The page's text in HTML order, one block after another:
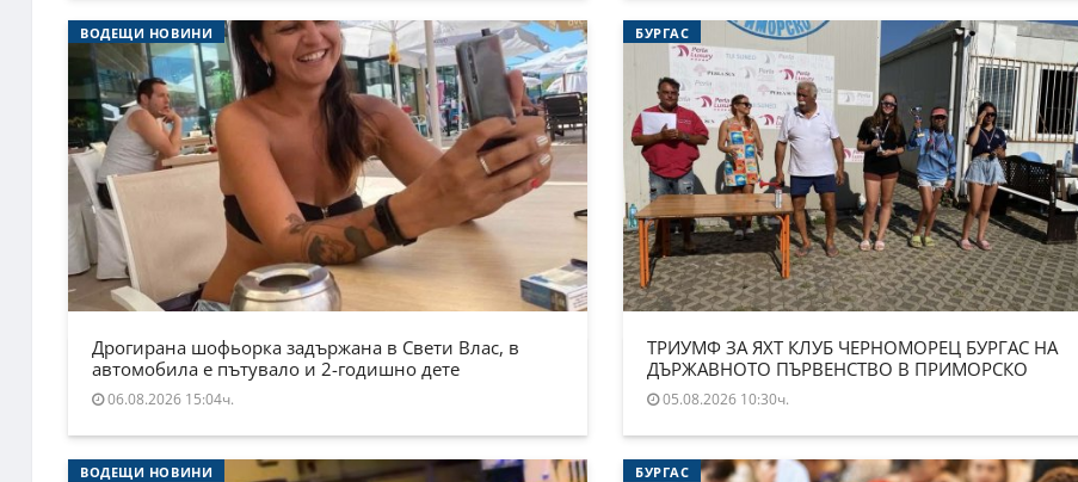
ВОДЕЩИ НОВИНИ
Дрогирана шофьорка задържана в Свети Влас, в
автомобила е пътувало и 2-годишно дете
06.08.2026 15:04ч.
БУРГАС
ТРИУМФ ЗА ЯХТ КЛУБ ЧЕРНОМОРЕЦ БУРГАС НА
ДЪРЖАВНОТО ПЪРВЕНСТВО В ПРИМОРСКО
05.08.2026 10:30ч.
ВОДЕЩИ НОВИНИ БУРГАС